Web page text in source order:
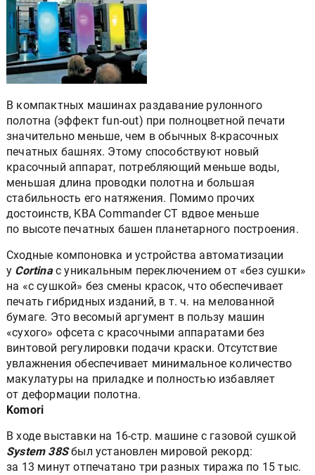
В компактных машинах раздавание рулонного
полотна (эффект fun-out) при полноцветной печати
значительно меньше, чем в обычных 8-красочных
печатных башнях. Этому способствуют новый
красочный аппарат, потребляющий меньше воды,
меньшая длина проводки полотна и большая
стабильность его натяжения. Помимо прочих
достоинств, KBA Commander CT вдвое меньше
по высоте печатных башен планетарного построения.
Сходные компоновка и устройства автоматизации
у Cortinaс уникальным переключением от «без сушки»
на «с сушкой» без смены красок, что обеспечивает
печать гибридных изданий, в т. ч. на мелованной
бумаге. Это весомый аргумент в пользу машин
«сухого» офсета с красочными аппаратами без
винтовой регулировки подачи краски. Отсутствие
увлажнения обеспечивает минимальное количество
макулатуры на приладке и полностью избавляет
от деформации полотна.
Komori
В ходе выставки на 16-стр. машине с газовой сушкой
System 38Sбыл установлен мировой рекорд:
за 13 минут отпечатано три разных тиража по 15 тыс.